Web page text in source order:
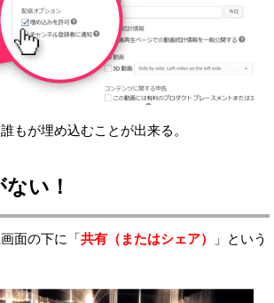
もが埋め込むことが出来る。
い！
面の下に「共有（またはシェア）
」という